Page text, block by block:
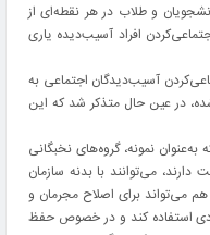
و طلاب در هر نقطه‌ای از
افراد آسیب‌دیده یاری
آسیب‌دیدگان اجتماعی به
در عین حال متذکر شد که این
نمونه، گروه‌های نخبگانی
می‌توانند با بدنه سازمان
می‌تواند برای اصلاح مجرمان و
استفاده کند و در خصوص حفظ